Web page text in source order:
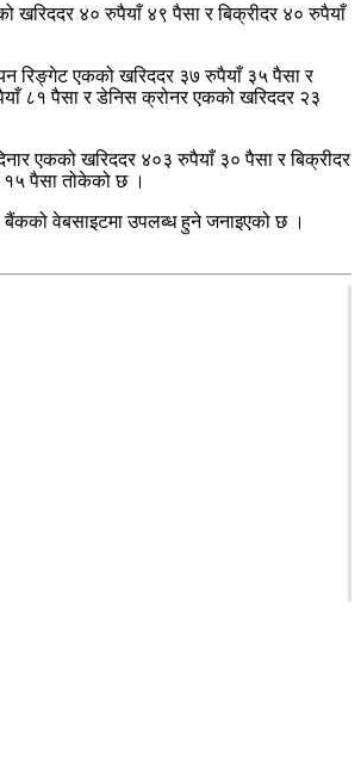
खरिददर ४० रुपैयाँ ४९ पैसा र बिक्रीदर ४० रुपैयाँ
रिङ्गेट एकको खरिददर ३७ रुपैयाँ ३५ पैसा र
८१ पैसा र डेनिस क्रोनर एकको खरिददर २३
एकको खरिददर ४०३ रुपैयाँ ३० पैसा र बिक्रीदर
१५ पैसा तोकेको छ ।
वेबसाइटमा उपलब्ध हुने जनाइएको छ ।